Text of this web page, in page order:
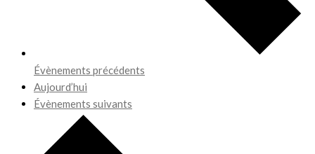
Évènements précédents
Aujourd’hui
Évènements suivants